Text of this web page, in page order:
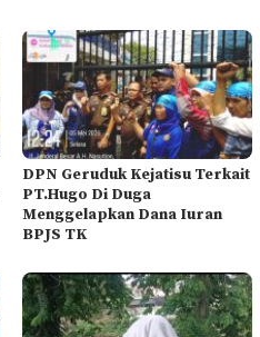
DPN Geruduk Kejatisu Terkait
PT.Hugo Di Duga
Menggelapkan Dana Iuran
BPJS TK